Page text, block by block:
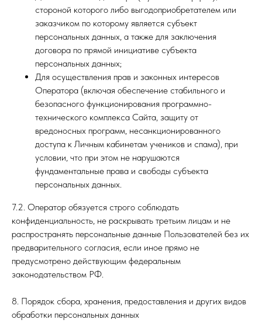
стороной которого либо выгодоприобретателем или
заказчиком по которому является субъект
персональных данных, а также для заключения
договора по прямой инициативе субъекта
персональных данных;
Для осуществления прав и законных интересов
Оператора (включая обеспечение стабильного и
безопасного функционирования программно-
технического комплекса Сайта, защиту от
вредоносных программ, несанкционированного
доступа к Личным кабинетам учеников и спама), при
условии, что при этом не нарушаются
фундаментальные права и свободы субъекта
персональных данных.
7.2. Оператор обязуется строго соблюдать
конфиденциальность, не раскрывать третьим лицам и не
распространять персональные данные Пользователей без их
предварительного согласия, если иное прямо не
предусмотрено действующим федеральным
законодательством РФ.
8. Порядок сбора, хранения, предоставления и других видов
обработки персональных данных